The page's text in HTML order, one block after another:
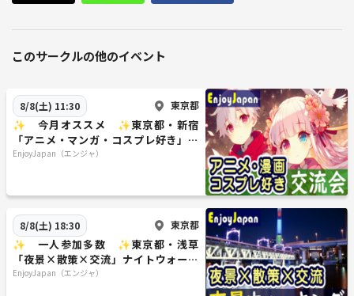
キャンセル料は発生しませんのでご安心下さい。
❷ 無断キャンセルのペナルティ
マナーの悪い方には、一般参加費と同額のキャンセル料をご請求させて
キャンセル料のご請求に応じて貰えない場合には、以後のご参加をお断
りさせて頂きます。
◆━━━━━━━━━━━━━━━━━━━◆
◆━━━━━━━━━━━━━━━━━━━◆
🙋 hiroってどんな人？ 🙋
元々、地方の片田舎で父がやっていた販売系のショップを引継ぎ社長を
していました。
ですがあまりに改革を断行し過ぎたせいか、ある時、父と大喧嘩して社
長退任に追い込まれます。
当時から「人との出会いの場を創る」ことに興味があり、３年ほど社会
このサークルの他のイベント
8/8(土) 11:30 東京都
✨ 今月オススメ ✨東京都・新宿
「アニメ・マンガ・コスプレ好き」交
流会
EnjoyJapan（エンジャ）
8/8(土) 18:30 東京都
✨ 一人参加多数 ✨東京都・浅草
「夜景×散策×交流」ナイトウォーキ
ング
EnjoyJapan（エンジャ）